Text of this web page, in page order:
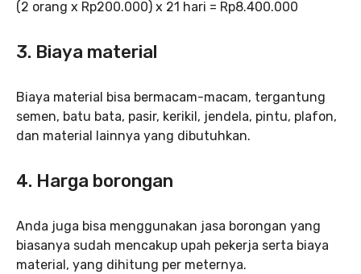
(2 orang x Rp200.000) x 21 hari = Rp8.400.000
3. Biaya material
Biaya material bisa bermacam-macam, tergantung
semen, batu bata, pasir, kerikil, jendela, pintu, plafon,
dan material lainnya yang dibutuhkan.
4. Harga borongan
Anda juga bisa menggunakan jasa borongan yang
biasanya sudah mencakup upah pekerja serta biaya
material, yang dihitung per meternya.